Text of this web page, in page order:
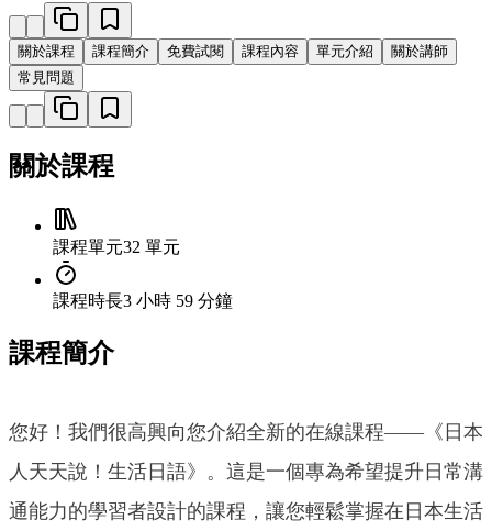
關於課程 課程簡介 免費試閱 課程內容 單元介紹
關於講師
常見問題
關於課程
課程單元32 單元
課程時長3 小時 59 分鐘
課程簡介
您好！我們很高興向您介紹全新的在線課程——《日本
人天天說！生活日語》。這是一個專為希望提升日常溝
通能力的學習者設計的課程，讓您輕鬆掌握在日本生活